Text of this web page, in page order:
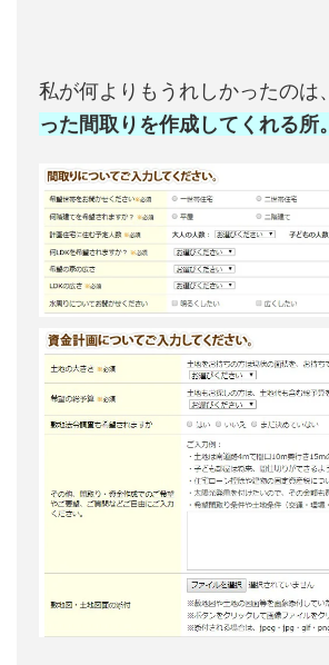
私が何よりもうれしかったのは、
った間取りを作成してくれる所。